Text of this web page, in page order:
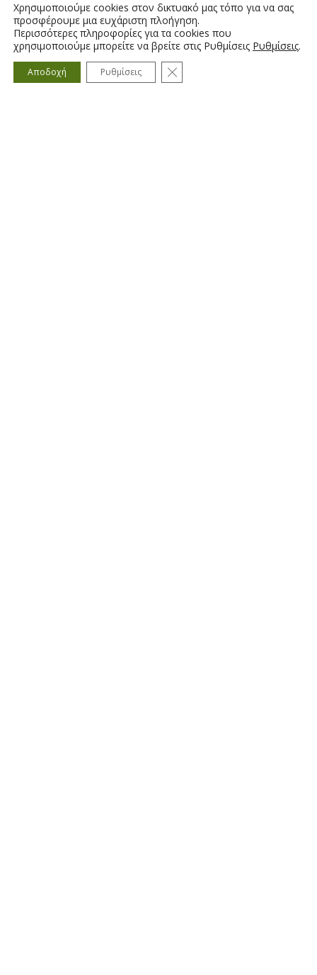
Vivechrom Vivedur Multiprimer Eco
Χρησιμοποιούμε cookies στον δικτυακό μας τόπο για να σας
προσφέρουμε μια ευχάριστη πλοήγηση.
Περισσότερες πληροφορίες για τα cookies που
χρησιμοποιούμε μπορείτε να βρείτε στις Ρυθμίσεις Ρυθμίσεις.
Αποδοχή Ρυθμίσεις Κλείσιμο του Cookie banner